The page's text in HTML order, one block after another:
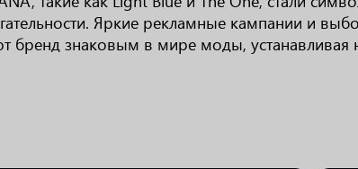
Яркие рекламные кампании и
бренд знаковым в мире моды, устанавливая